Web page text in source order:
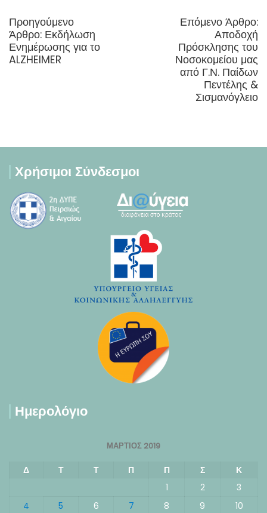
άρθρων
Προηγούμενο
Άρθρο: Previous
post:
Εκδήλωση
Ενημέρωσης για το
ALZHEIMER
Επόμενο Άρθρο:
Αποδοχή
Πρόσκλησης του
Νοσοκομείου μας
από Γ.Ν. Παίδων
Πεντέλης &
Σισμανόγλειο
Χρήσιμοι Σύνδεσμοι
Ημερολόγιο
ΜΆΡΤΙΟΣ 2019
Δ Τ Τ Π Π Σ
Κ
1
2
3
4
5 6 7 8 9
10